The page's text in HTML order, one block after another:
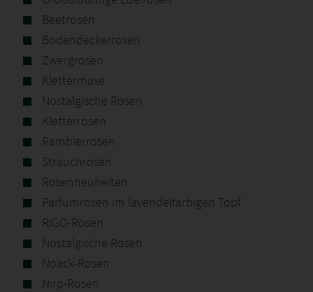
Beetrosen
Bodendeckerrosen
Zwergrosen
Klettermaxe
Nostalgische Rosen
Kletterrosen
Ramblerrosen
Strauchrosen
Rosenneuheiten
Parfumrosen im lavendelfarbigen Topf
RIGO-Rosen
Nostalgische Rosen
Noack-Rosen
Nirp-Rosen